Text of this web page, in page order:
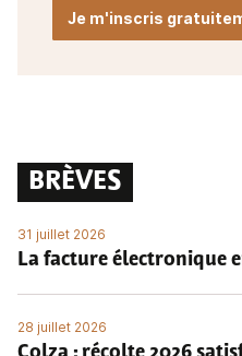
Je m'inscris
BRÈVES
31 juillet 2026
La facture électronique
28 juillet 2026